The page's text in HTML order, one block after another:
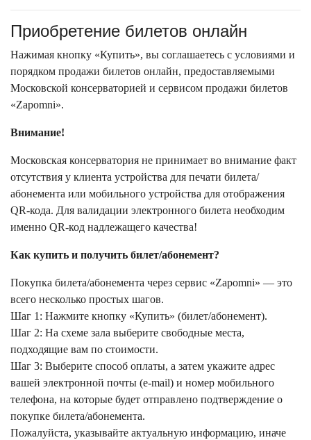
Приобретение билетов онлайн
Нажимая кнопку «Купить», вы соглашаетесь с условиями и
порядком продажи билетов онлайн, предоставляемыми
Московской консерваторией и сервисом продажи билетов
«Zapomni».
Внимание!
Московская консерватория не принимает во внимание факт
отсутствия у клиента устройства для печати билета/
абонемента или мобильного устройства для отображения
QR-кода. Для валидации электронного билета необходим
именно QR-код надлежащего качества!
Как купить и получить билет/абонемент?
Покупка билета/абонемента через сервис «Zapomni» — это
всего несколько простых шагов.
Шаг 1: Нажмите кнопку «Купить» (билет/абонемент).
Шаг 2: На схеме зала выберите свободные места,
подходящие вам по стоимости.
Шаг 3: Выберите способ оплаты, а затем укажите адрес
вашей электронной почты (e-mail) и номер мобильного
телефона, на которые будет отправлено подтверждение о
покупке билета/абонемента.
Пожалуйста, указывайте актуальную информацию, иначе